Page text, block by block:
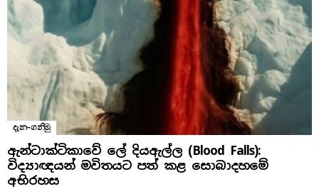
දැන-ගනිමු
ඇන්ටාක්ටිකාවේ ලේ දියඇල්ල (Blood Falls):
විද්‍යාඥයන් මවිතයට පත් කළ සොබාදහමේ
අභිරහස